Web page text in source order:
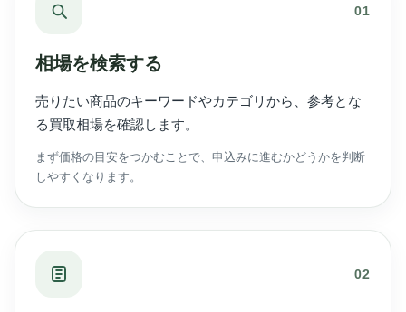
01
相場を検索する
売りたい商品のキーワードやカテゴリから、参考とな
る買取相場を確認します。
まず価格の目安をつかむことで、申込みに進むかどうかを判断
しやすくなります。
02